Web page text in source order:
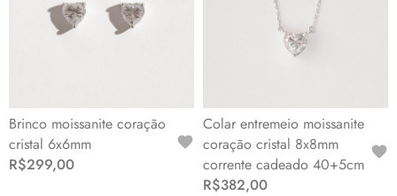
Brinco moissanite coração
cristal 6x6mm
R$299,00
Colar entremeio moissanite
coração cristal 8x8mm
corrente cadeado 40+5cm
R$382,00